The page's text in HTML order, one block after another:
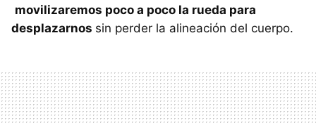
movilizaremos poco a poco la rueda para
desplazarnos sin perder la alineación del cuerpo.